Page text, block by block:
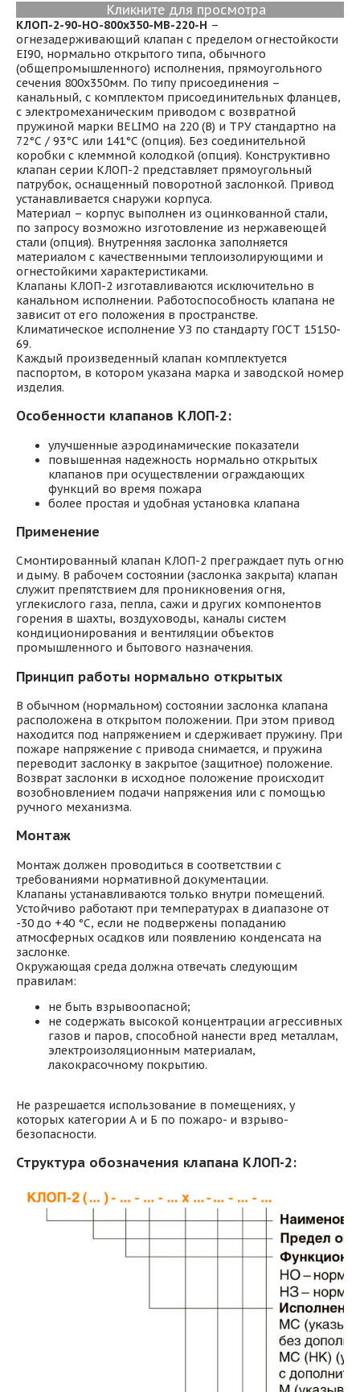
Кликните для просмотра
КЛОП-2-90-НО-800х350-МВ-220-Н –
огнезадерживающий клапан с пределом огнестойкости
EI90, нормально открытого типа, обычного
(общепромышленного) исполнения, прямоугольного
сечения 800х350мм. По типу присоединения –
канальный, с комплектом присоединительных фланцев,
с электромеханическим приводом с возвратной
пружиной марки BELIMO на 220 (В) и ТРУ стандартно на
72°С / 93°С или 141°С (опция). Без соединительной
коробки с клеммной колодкой (опция). Конструктивно
клапан серии КЛОП-2 представляет прямоугольный
патрубок, оснащенный поворотной заслонкой. Привод
устанавливается снаружи корпуса.
Материал – корпус выполнен из оцинкованной стали,
по запросу возможно изготовление из нержавеющей
стали (опция). Внутренняя заслонка заполняется
материалом с качественными теплоизолирующими и
огнестойкими характеристиками.
Клапаны КЛОП-2 изготавливаются исключительно в
канальном исполнении. Работоспособность клапана не
зависит от его положения в пространстве.
Климатическое исполнение УЗ по стандарту ГОСТ 15150-
69.
Каждый произведенный клапан комплектуется
паспортом, в котором указана марка и заводской номер
изделия.
Особенности клапанов КЛОП-2:
улучшенные аэродинамические показатели
повышенная надежность нормально открытых
клапанов при осуществлении ограждающих
функций во время пожара
более простая и удобная установка клапана
Применение
Смонтированный клапан КЛОП-2 преграждает путь огню
и дыму. В рабочем состоянии (заслонка закрыта) клапан
служит препятствием для проникновения огня,
углекислого газа, пепла, сажи и других компонентов
горения в шахты, воздуховоды, каналы систем
кондиционирования и вентиляции объектов
промышленного и бытового назначения.
Принцип работы нормально открытых
В обычном (нормальном) состоянии заслонка клапана
расположена в открытом положении. При этом привод
находится под напряжением и сдерживает пружину. При
пожаре напряжение с привода снимается, и пружина
переводит заслонку в закрытое (защитное) положение.
Возврат заслонки в исходное положение происходит
возобновлением подачи напряжения или с помощью
ручного механизма.
Монтаж
Монтаж должен проводиться в соответствии с
требованиями нормативной документации.
Клапаны устанавливаются только внутри помещений.
Устойчиво работают при температурах в диапазоне от
-30 до +40 °С, если не подвержены попаданию
атмосферных осадков или появлению конденсата на
заслонке.
Окружающая среда должна отвечать следующим
правилам:
не быть взрывоопасной;
не содержать высокой концентрации агрессивных
газов и паров, способной нанести вред металлам,
электроизоляционным материалам,
лакокрасочному покрытию.
Не разрешается использование в помещениях, у
которых категории А и Б по пожаро- и взрыво-
безопасности.
Структура обозначения клапана КЛОП-2: